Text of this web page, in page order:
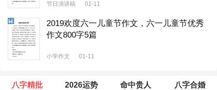
节日演讲稿 01-11
2019欢度六一儿童节作文，六一儿童节优秀
作文800字5篇
小学作文 01-11
八字精批 2026运势 命中贵人 八字合婚